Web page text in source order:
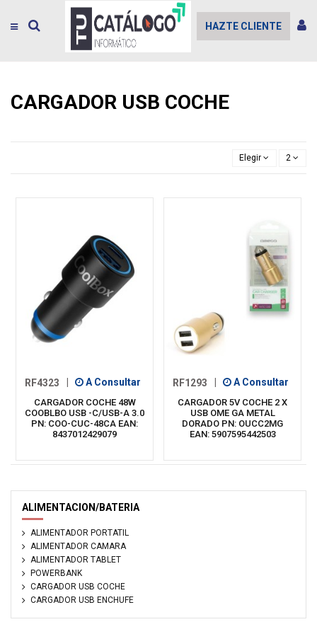
HAZTE CLIENTE
CARGADOR USB COCHE
Elegir 2
RF4323 A Consultar
CARGADOR COCHE 48W
COOBLBO USB -C/USB-A 3.0
PN: COO-CUC-48CA EAN:
8437012429079
RF1293 A Consultar
CARGADOR 5V COCHE 2 X
USB OME GA METAL
DORADO PN: OUCC2MG
EAN: 5907595442503
ALIMENTACION/BATERIA
ALIMENTADOR PORTATIL
ALIMENTADOR CAMARA
ALIMENTADOR TABLET
POWERBANK
CARGADOR USB COCHE
CARGADOR USB ENCHUFE